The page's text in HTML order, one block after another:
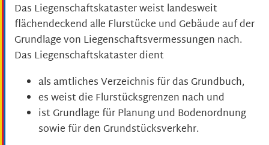
Das Liegenschaftskataster weist landesweit
flächendeckend alle Flurstücke und Gebäude auf der
Grundlage von Liegenschaftsvermessungen nach.
Das Liegenschaftskataster dient
als amtliches Verzeichnis für das Grundbuch,
es weist die Flurstücksgrenzen nach und
ist Grundlage für Planung und Bodenordnung
sowie für den Grundstücksverkehr.